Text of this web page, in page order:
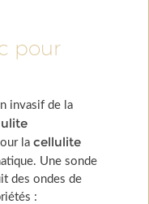
pour
invasif de la
la cellulite
Une sonde
des ondes de
: